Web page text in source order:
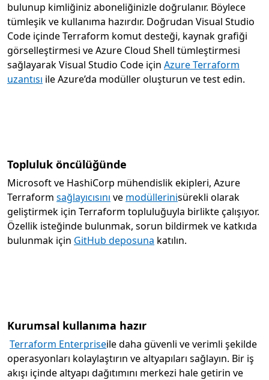
bulunup kimliğiniz aboneliğinizle doğrulanır. Böylece
tümleşik ve kullanıma hazırdır. Doğrudan Visual Studio
Code içinde Terraform komut desteği, kaynak grafiği
görselleştirmesi ve Azure Cloud Shell tümleştirmesi
sağlayarak Visual Studio Code için Azure Terraform
uzantısı ile Azure’da modüller oluşturun ve test edin.
Topluluk öncülüğünde
Microsoft ve HashiCorp mühendislik ekipleri, Azure
Terraform sağlayıcısını ve modüllerinisürekli olarak
geliştirmek için Terraform topluluğuyla birlikte çalışıyor.
Özellik isteğinde bulunmak, sorun bildirmek ve katkıda
bulunmak için GitHub deposuna katılın.
Kurumsal kullanıma hazır
Terraform Enterpriseile daha güvenli ve verimli şekilde
operasyonları kolaylaştırın ve altyapıları sağlayın. Bir iş
akışı içinde altyapı dağıtımını merkezi hale getirin ve